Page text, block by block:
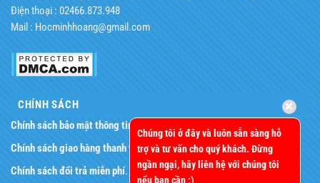
Điện thoại : 02466.873.948
Mail : Hocminhhoang@gmail.com
CHÍNH SÁCH
Chính sách bảo mật thông tin
Chính sách giao hàng thanh toán.
Chính sách đổi trả miễn phí.
Chúng tôi ở đây và luôn sẵn sàng hỗ
trợ và tư vấn cho quý khách. Đừng
ngần ngại, hãy liên hệ với chúng tôi
nếu bạn cần :)